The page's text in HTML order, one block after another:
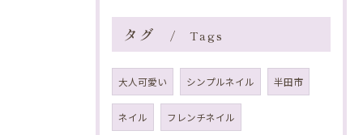
タグ Tags
大人可愛い シンプルネイル 半田市
ネイル フレンチネイル